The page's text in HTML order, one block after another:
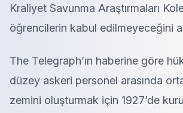
Kraliyet Savunma Araştırmaları
öğrencilerin kabul edilmeyeceğini
The Telegraph’ın haberine göre
düzey askeri personel arasında
zemini oluşturmak için 1927’de